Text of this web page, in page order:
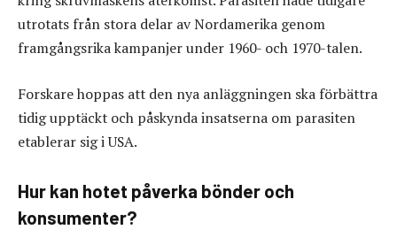
utrotats från stora delar av Nordamerika genom
framgångsrika kampanjer under 1960- och 1970-talen.
Forskare hoppas att den nya anläggningen ska förbättra
tidig upptäckt och påskynda insatserna om parasiten
etablerar sig i USA.
Hur kan hotet påverka bönder och
konsumenter?